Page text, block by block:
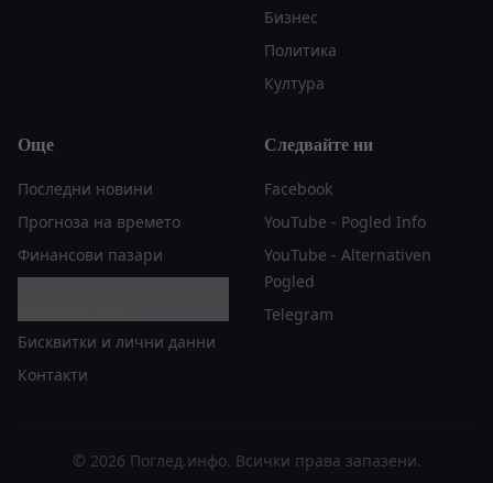
Бизнес
Политика
Култура
Още
Последни новини
Прогноза на времето
Финансови пазари
Бисквитки и лични данни
Контакти
Следвайте ни
Facebook
YouTube - Pogled Info
YouTube - Alternativen
Pogled
Telegram
© 2026 Поглед.инфо. Всички права запазени.